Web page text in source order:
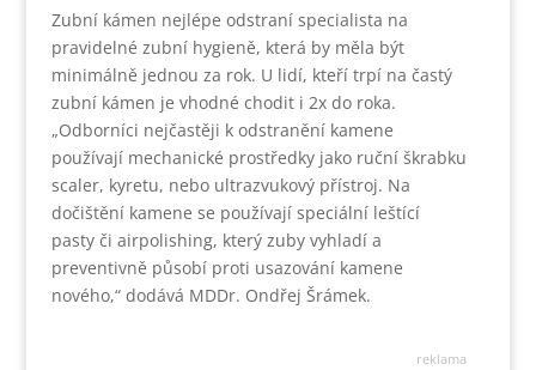
Zubní kámen nejlépe odstraní specialista na
pravidelné zubní hygieně, která by měla být
minimálně jednou za rok. U lidí, kteří trpí na častý
zubní kámen je vhodné chodit i 2x do roka.
„Odborníci nejčastěji k odstranění kamene
používají mechanické prostředky jako ruční škrabku
scaler, kyretu, nebo ultrazvukový přístroj. Na
dočištění kamene se používají speciální leštící
pasty či airpolishing, který zuby vyhladí a
preventivně působí proti usazování kamene
nového,“ dodává MDDr. Ondřej Šrámek.
reklama